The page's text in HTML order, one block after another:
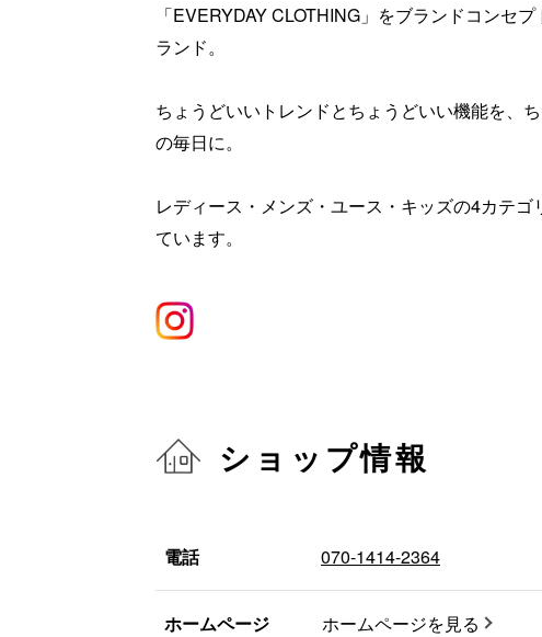
「EVERYDAY CLOTHING」をブランドコンセ
ランド。
ちょうどいいトレンドとちょうどいい機能を、
の毎日に。
レディース・メンズ・ユース・キッズの4カテ
ています。
ショップ情報
電話 070-1414-2364
ホームページ ホームページを見る